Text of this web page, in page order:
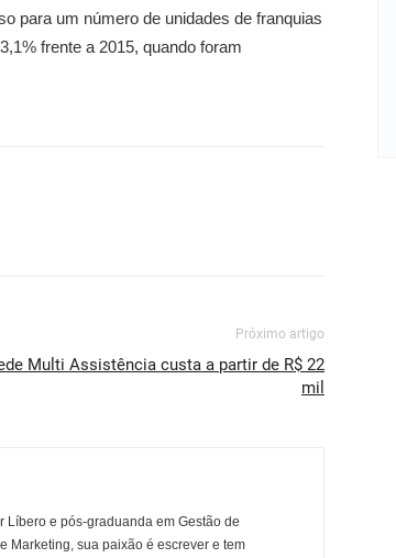
para um número de unidades de franquias
frente a 2015, quando foram
Próximo artigo
Multi Assistência custa a partir de R$ 22
mil
e pós-graduanda em Gestão de
Marketing, sua paixão é escrever e tem